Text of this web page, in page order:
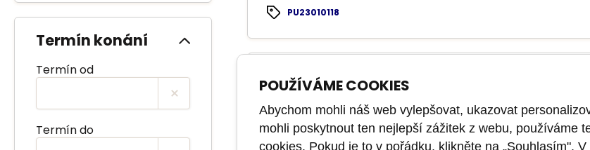
Termín konání
Termín od
Termín do
PU23010118
PECB ISO/IEC 27005 Management rizik
Kurz ISO/IEC 27005 Lead Risk Manager umožňuje účastníkům
potřebné kompetence, které organizaci pomohou při vytváření,
POUŽÍVÁME COOKIES
Abychom mohli náš web vylepšovat, ukazovat
mohli poskytnout ten nejlepší zážitek z webu, používáme
cookies. Pokud je to v pořádku, klikněte na „Souhlasím".